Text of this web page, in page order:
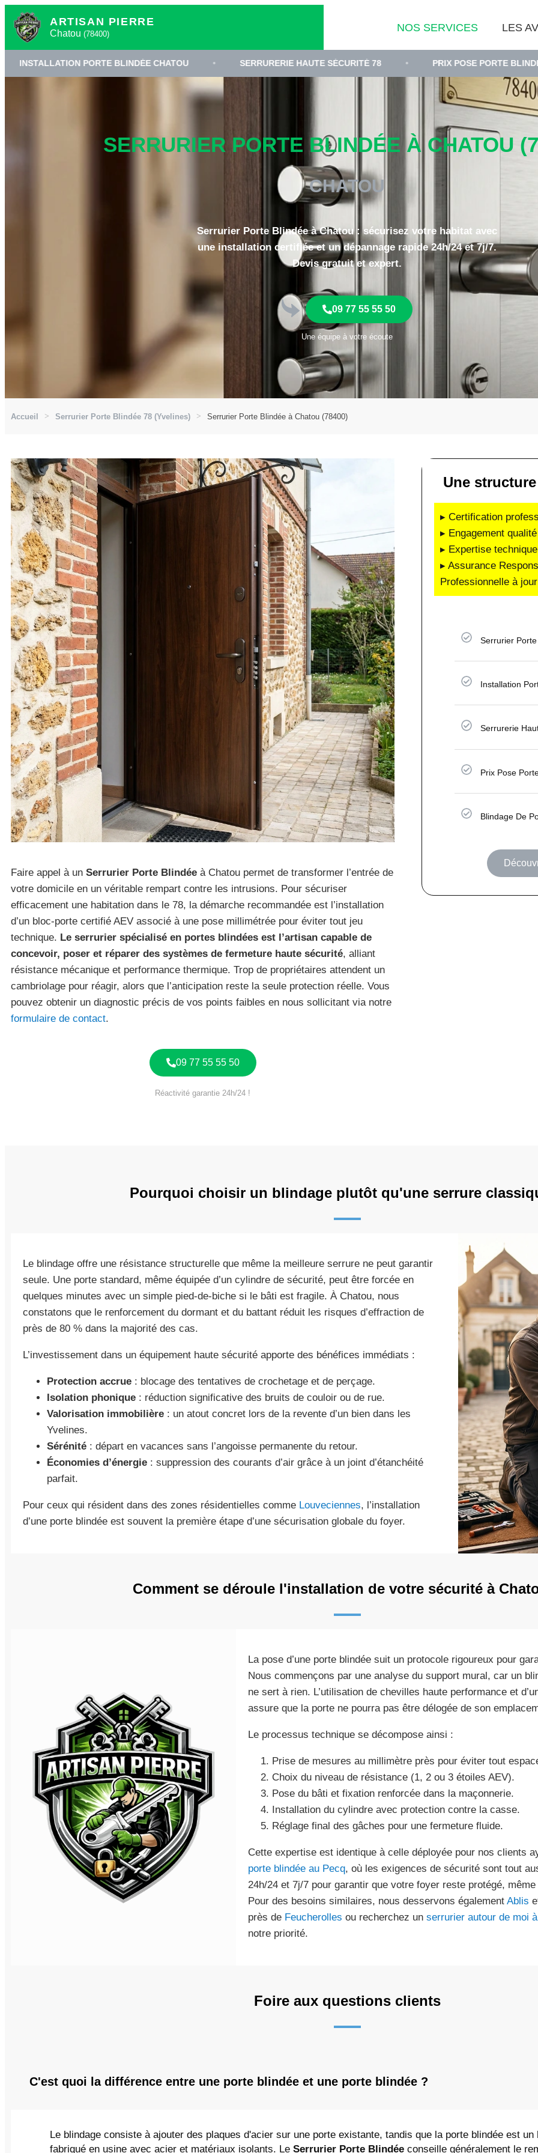
ARTISAN PIERRE
Chatou (78400)
NOS SERVICES LES
PORTE BLINDÉE CHATOU • SERRURERIE HAUTE SÉCURITÉ 78 • PRIX POSE PORTE BLINDÉE YVELINES
SERRURIER PORTE BLINDÉE À CHATOU
CHATOU
Serrurier Porte Blindée à Chatou : sécurisez votre habitat avec
une installation certifiée et un dépannage rapide 24h/24 et 7j/7.
Devis gratuit et expert.
09 77 55 55 50
Une équipe à votre écoute
Accueil Serrurier Porte Blindée 78 (Yvelines) Serrurier Porte Blindée à Chatou (78400)
Faire appel à un Serrurier Porte Blindée à Chatou permet de transformer l’entrée de
votre domicile en un véritable rempart contre les intrusions. Pour sécuriser
efficacement une habitation dans le 78, la démarche recommandée est l’installation
d’un bloc-porte certifié AEV associé à une pose millimétrée pour éviter tout jeu
technique. Le serrurier spécialisé en portes blindées est l’artisan capable de
concevoir, poser et réparer des systèmes de fermeture haute sécurité, alliant
résistance mécanique et performance thermique. Trop de propriétaires attendent un
cambriolage pour réagir, alors que l’anticipation reste la seule protection réelle. Vous
pouvez obtenir un diagnostic précis de vos points faibles en nous sollicitant via notre
formulaire de contact.
09 77 55 55 50
Réactivité garantie 24h/24 !
Une
▸ Certification
▸ Engagement
▸ Expertise
▸ Assurance
Professionnelle à jour
Serrurier
Installation
Serrurerie
Prix Pose
Blindage De
Pourquoi choisir un blindage plutôt qu'une serrure
Le blindage offre une résistance structurelle que même la meilleure serrure ne peut garantir
seule. Une porte standard, même équipée d’un cylindre de sécurité, peut être forcée en
quelques minutes avec un simple pied-de-biche si le bâti est fragile. À Chatou, nous
constatons que le renforcement du dormant et du battant réduit les risques d’effraction de
près de 80 % dans la majorité des cas.
L’investissement dans un équipement haute sécurité apporte des bénéfices immédiats :
Protection accrue : blocage des tentatives de crochetage et de perçage.
Isolation phonique : réduction significative des bruits de couloir ou de rue.
Valorisation immobilière : un atout concret lors de la revente d’un bien dans les
Yvelines.
Sérénité : départ en vacances sans l’angoisse permanente du retour.
Économies d’énergie : suppression des courants d’air grâce à un joint d’étanchéité
parfait.
Pour ceux qui résident dans des zones résidentielles comme Louveciennes, l’installation
d’une porte blindée est souvent la première étape d’une sécurisation globale du foyer.
Comment se déroule l'installation de votre sécurité à
La pose d’une porte blindée suit un protocole rigoureux pour
Nous commençons par une analyse du support mural, car un
ne sert à rien. L’utilisation de chevilles haute performance et
assure que la porte ne pourra pas être délogée de son
Le processus technique se décompose ainsi :
Prise de mesures au millimètre près pour éviter tout
Choix du niveau de résistance (1, 2 ou 3 étoiles AEV).
Pose du bâti et fixation renforcée dans la maçonnerie.
Installation du cylindre avec protection contre la casse.
Réglage final des gâches pour une fermeture fluide.
Cette expertise est identique à celle déployée pour nos clients
porte blindée au Pecq, où les exigences de sécurité sont tout
24h/24 et 7j/7 pour garantir que votre foyer reste protégé,
Pour des besoins similaires, nous desservons également Ablis
près de Feucherolles ou recherchez un serrurier autour de moi
notre priorité.
Foire aux questions clients
C'est quoi la différence entre une porte blindée et une porte blindée ?
Le blindage consiste à ajouter des plaques d'acier sur une porte existante, tandis que la porte blindée est un
fabriqué en usine avec acier et matériaux isolants. Le Serrurier Porte Blindée conseille généralement le